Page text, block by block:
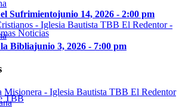
Noticias
TBB
Sufrimientojunio 14, 2026 - 2:00 pm
Bibliajunio 3, 2026 - 7:00 pm